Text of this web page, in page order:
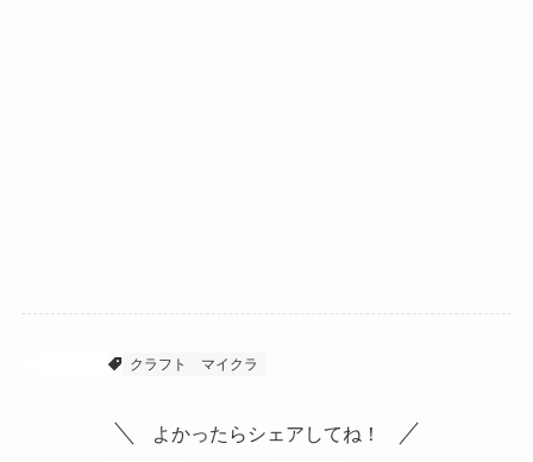
クラフト マイクラ
よかったらシェアしてね！